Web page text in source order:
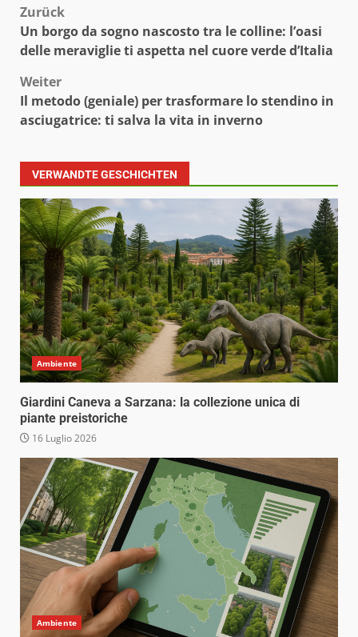
Beitragsnavigation
Zurück
Un borgo da sogno nascosto tra le colline: l’oasi
delle meraviglie ti aspetta nel cuore verde d’Italia
Weiter
Il metodo (geniale) per trasformare lo stendino in
asciugatrice: ti salva la vita in inverno
VERWANDTE GESCHICHTEN
Ambiente
Giardini Caneva a Sarzana: la collezione unica di
piante preistoriche
16 Luglio 2026
Ambiente